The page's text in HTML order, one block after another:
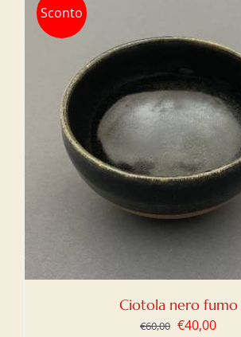
Sconto
Ciotola nero fumo
€60,00 Il
€40,00Il